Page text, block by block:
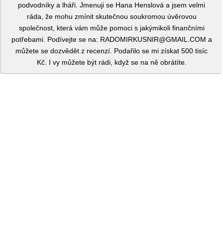
podvodníky a lháři. Jmenuji se Hana Henslová a jsem velmi
ráda, že mohu zmínit skutečnou soukromou úvěrovou
společnost, která vám může pomoci s jakýmikoli finančními
potřebami. Podívejte se na: RADOMIRKUSNIR@GMAIL.COM a
můžete se dozvědět z recenzí. Podařilo se mi získat 500 tisíc
Kč. I vy můžete být rádi, když se na ně obrátíte.